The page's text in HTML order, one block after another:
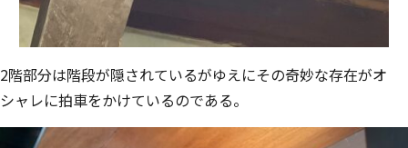
2階部分は階段が隠されているがゆえにその奇妙な存在がオ
シャレに拍⾞をかけているのである。